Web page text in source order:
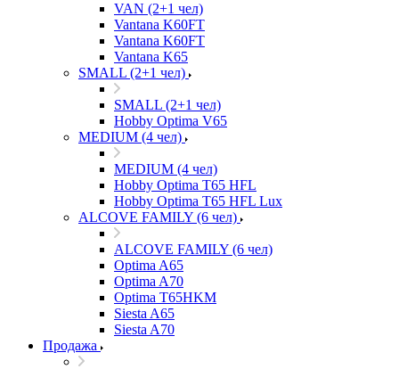
VAN (2+1 чел)
Vantana K60FT
Vantana K60FT
Vantana K65
SMALL (2+1 чел)
SMALL (2+1 чел)
Hobby Optima V65
MEDIUM (4 чел)
MEDIUM (4 чел)
Hobby Optima T65 HFL
Hobby Optima T65 HFL Lux
ALCOVE FAMILY (6 чел)
ALCOVE FAMILY (6 чел)
Optima A65
Optima A70
Optima T65HKM
Siesta A65
Siesta A70
Продажа